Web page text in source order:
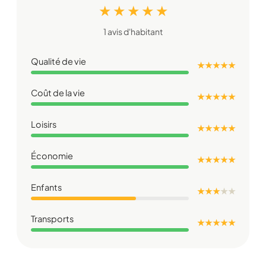
★ ★ ★ ★ ★
1 avis d'habitant
Qualité de vie ★ ★ ★ ★ ★
Coût de la vie ★ ★ ★ ★ ★
Loisirs ★ ★ ★ ★ ★
Économie ★ ★ ★ ★ ★
Enfants ★ ★ ★★★
Transports ★ ★ ★ ★ ★